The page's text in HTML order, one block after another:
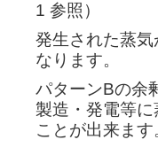
1 参照）
発生された蒸
なります。
パターンBの余
製造・発電等
ことが出来ま